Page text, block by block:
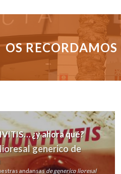
OS
¿y ahora qué?
generico de
andansasde generico lioresal